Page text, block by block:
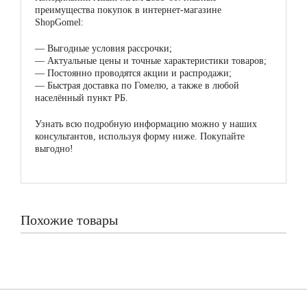
преимущества покупок в интернет-магазине
ShopGomel:
— Выгодные условия рассрочки;
— Актуальные цены и точные характеристики товаров;
— Постоянно проводятся акции и распродажи;
— Быстрая доставка по Гомелю, а также в любой
населённый пункт РБ.
Узнать всю подробную информацию можно у наших
консультантов, используя форму ниже. Покупайте
выгодно!
Похожие товары